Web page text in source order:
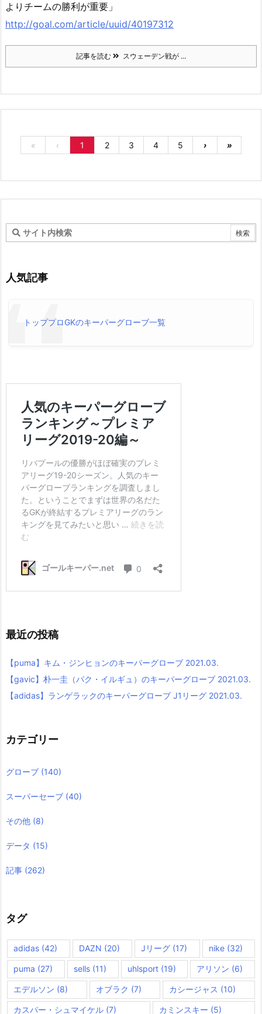
よりチームの勝利が重要」
http://goal.com/article/uuid/40197312
記事を読む スウェーデン戦が ...
« ‹ 1 2 3 4 5 › »
人気記事
トッププロGKのキーパーグローブ一覧
最近の投稿
【puma】キム・ジンヒョンのキーパーグローブ 2021.03.
【gavic】朴一圭（パク・イルギュ）のキーパーグローブ 2021.03.
【adidas】ランゲラックのキーパーグローブ J1リーグ 2021.03.
カテゴリー
グローブ (140)
スーパーセーブ (40)
その他 (8)
データ (15)
記事 (262)
タグ
adidas (42) DAZN (20) Jリーグ (17) nike(32)
puma (27) sells(11) uhlsport(19) アリソン (6)
エデルソン (8) オブラク (7) カシージャス (10)
カスパー・シュマイケル (7) カミンスキー (5)